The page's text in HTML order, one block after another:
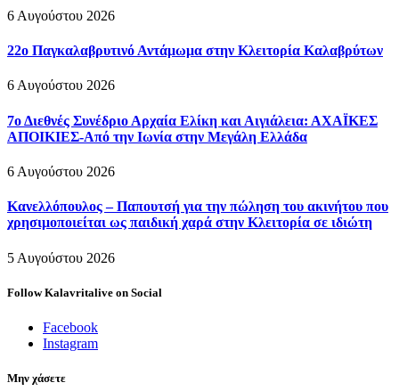
6 Αυγούστου 2026
22ο Παγκαλαβρυτινό Αντάμωμα στην Κλειτορία Καλαβρύτων
6 Αυγούστου 2026
7ο Διεθνές Συνέδριο Αρχαία Ελίκη και Αιγιάλεια: ΑΧΑΪΚΕΣ
ΑΠΟΙΚΙΕΣ-Από την Ιωνία στην Μεγάλη Ελλάδα
6 Αυγούστου 2026
Κανελλόπουλος – Παπουτσή για την πώληση του ακινήτου που
χρησιμοποιείται ως παιδική χαρά στην Κλειτορία σε ιδιώτη
5 Αυγούστου 2026
Follow Kalavritalive on Social
Facebook
Instagram
Μην χάσετε